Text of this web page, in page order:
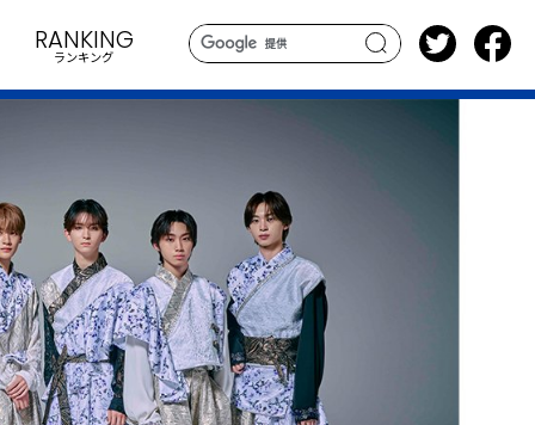
search
RANKING
ランキング